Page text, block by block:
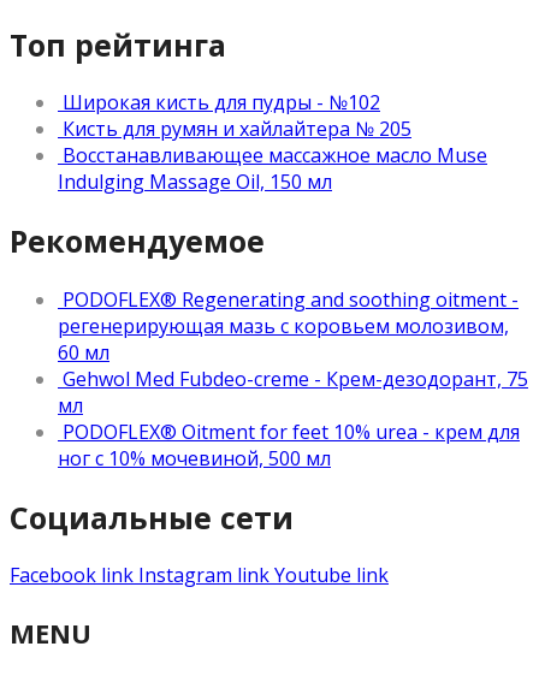
Топ рейтинга
Широкая кисть для пудры - №102
Кисть для румян и хайлайтера № 205
Восстанавливающее массажное масло Muse
Indulging Massage Oil, 150 мл
Рекомендуемое
PODOFLEX® Regenerating and soothing oitment -
регенерирующая мазь с коровьем молозивом,
60 мл
Gehwol Med Fubdeo-creme - Крем-дезодорант, 75
мл
PODOFLEX® Oitment for feet 10% urea - крем для
ног с 10% мочевиной, 500 мл
Социальные сети
Facebook link Instagram linkYoutube link
MENU